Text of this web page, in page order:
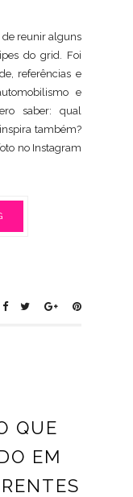
de reunir alguns
do grid. Foi
referências e
e
saber: qual
também?
no Instagram
QUE
EM